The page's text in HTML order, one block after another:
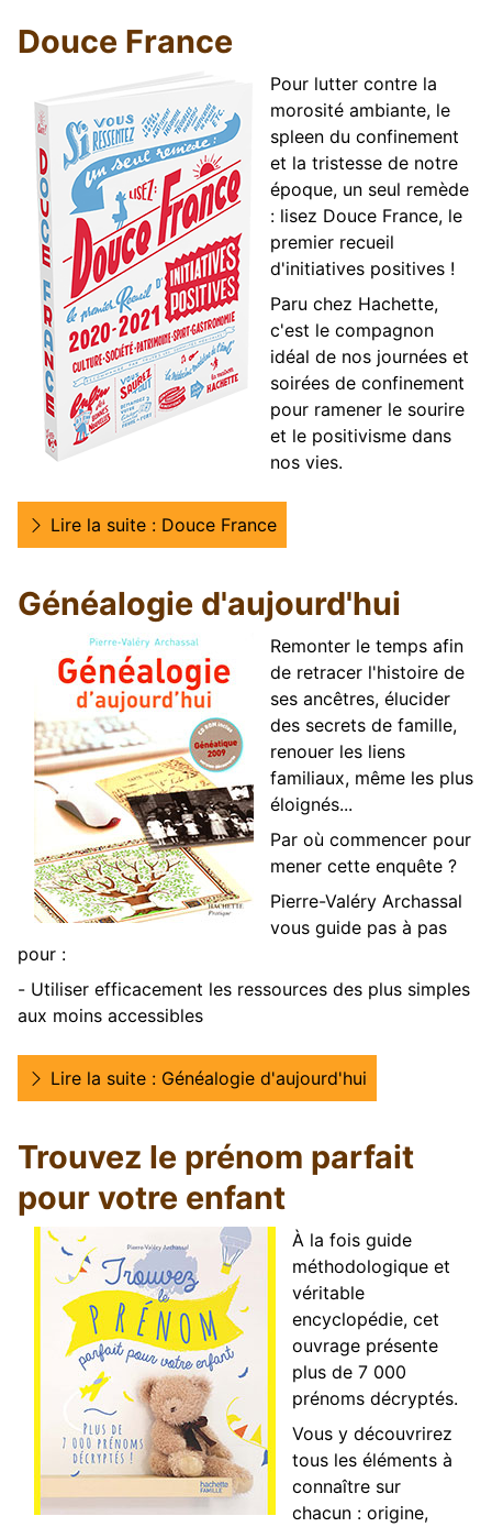
Douce France
Pour lutter contre la
morosité ambiante, le
spleen du confinement
et la tristesse de notre
époque, un seul remède
: lisez Douce France, le
premier recueil
d'initiatives positives !
Paru chez Hachette,
c'est le compagnon
idéal de nos journées et
soirées de confinement
pour ramener le sourire
et le positivisme dans
nos vies.
Lire la suite : Douce France
Généalogie d'aujourd'hui
Remonter le temps afin
de retracer l'histoire de
ses ancêtres, élucider
des secrets de famille,
renouer les liens
familiaux, même les plus
éloignés...
Par où commencer pour
mener cette enquête ?
Pierre-Valéry Archassal
vous guide pas à pas
pour :
- Utiliser efficacement les ressources des plus simples
aux moins accessibles
Lire la suite : Généalogie d'aujourd'hui
Trouvez le prénom parfait
pour votre enfant
À la fois guide
méthodologique et
véritable
encyclopédie, cet
ouvrage présente
plus de 7 000
prénoms décryptés.
Vous y découvrirez
tous les éléments à
connaître sur
chacun : origine,